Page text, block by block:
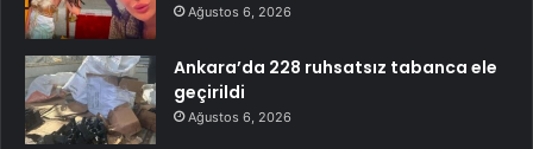
Ağustos 6, 2026
Ankara’da 228 ruhsatsız tabanca ele
geçirildi
Ağustos 6, 2026